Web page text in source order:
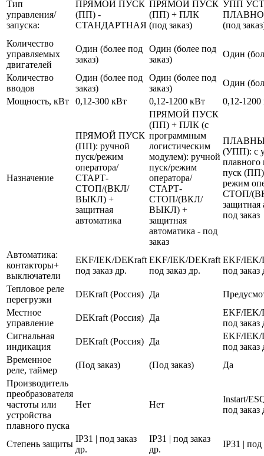
Тип
управления/
запуска:
ПРЯМОЙ ПУСК
(ПП) -
СТАНДАРТНАЯ
ПРЯМОЙ ПУСК
(ПП) + ПЛК
(под заказ)
УПП
(под
Количество
управляемых
двигателей
Один (более под
заказ)
Один (более под
заказ)
Один
Количество
вводов
Один (более под
заказ)
Один (более под
заказ)
Один
Мощность, кВт
0,12-300 кВт 0,12-1200 кВт 0,12-1200
Назначение
ПРЯМОЙ ПУСК
(ПП): ручной
пуск/режим
оператора/
СТАРТ-
СТОП/(ВКЛ/
ВЫКЛ) +
защитная
автоматика
ПРЯМОЙ ПУСК
(ПП) + ПЛК (с
программным
логистическим
модулем): ручной
пуск/режим
оператора/
СТАРТ-
СТОП/(ВКЛ/
ВЫКЛ) +
защитная
автоматика - под
заказ
(УПП): с
плавного
пуск
режим
СТОП/
защитная
под заказ
Автоматика:
контакторы+
выключатели
EKF/IEK/DEKraft
под заказ др.
EKF/IEK/DEKraft
под заказ др.
EKF/IEK/
под заказ
Тепловое реле
перегрузки
DEKraft (Россия) Да
Местное
управление
DEKraft (Россия) Да
EKF/IEK/
под заказ
Сигнальная
индикация
DEKraft (Россия) Да
EKF/IEK/
под заказ
Временное
реле, таймер
(Под заказ) (Под заказ)
Да
Производитель
преобразователя
частоты или
устройства
плавного пуска
Нет Нет
Instart/
под заказ
Степень защиты
IP31 | под заказ
др.
IP31 | под заказ
др.
IP31 | под